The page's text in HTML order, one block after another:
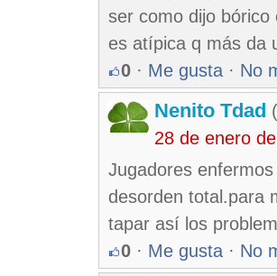
ser como dijo
es atípica q más da
0 · Me gusta · No
Nenito Tdad
28 de enero
Jugadores
desorden total.para
tapar así los
0 · Me gusta · No